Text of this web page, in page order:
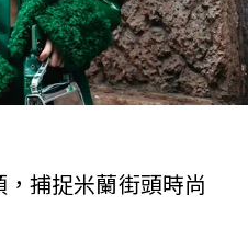
捕捉米蘭街頭時尚